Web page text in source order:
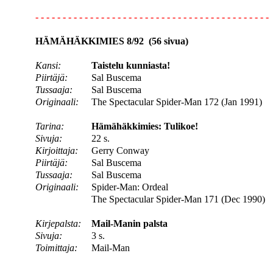
- - - - - - - - - - - - - - - - - - - - - - - - - - - - - - - - - - - - - - - - - - -
HÄMÄHÄKKIMIES 8/92 (56 sivua)
Kansi:
Taistelu kunniasta!
Piirtäjä:
Sal Buscema
Tussaaja:
Sal Buscema
Originaali:
The Spectacular Spider-Man 172 (Jan 1991)
Tarina:
Hämähäkkimies: Tulikoe!
Sivuja:
22 s.
Kirjoittaja:
Gerry Conway
Piirtäjä:
Sal Buscema
Tussaaja:
Sal Buscema
Originaali:
Spider-Man: Ordeal
The Spectacular Spider-Man 171 (Dec 1990)
Kirjepalsta:
Mail-Manin palsta
Sivuja:
3 s.
Toimittaja:
Mail-Man